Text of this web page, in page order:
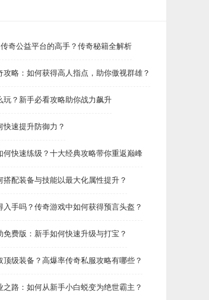
奇公益平台的高手？传奇秘籍全解析
攻略：如何获得高人指点，助你傲视群雄？
玩？新手必看攻略助你战力飙升
快速提升防御力？
何快速练级？十大经典攻略带你重返巅峰
搭配装备与技能以最大化属性提升？
入手吗？传奇游戏中如何获得预言头盔？
免费版：新手如何快速升级与打宝？
顶级装备？高爆率传奇私服攻略有哪些？
之路：如何从新手小白蜕变为绝世霸主？